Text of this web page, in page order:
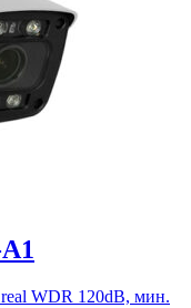
WDR 120dB, мин.